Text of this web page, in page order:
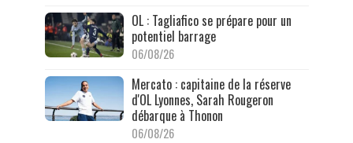
OL : Tagliafico se prépare pour un
potentiel barrage
06/08/26
Mercato : capitaine de la réserve
d'OL Lyonnes, Sarah Rougeron
débarque à Thonon
06/08/26